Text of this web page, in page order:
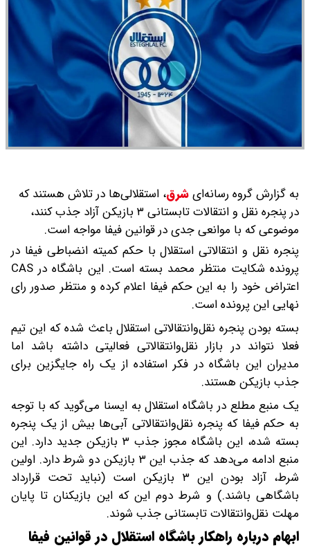
به گزارش گروه رسانه‌ایشرق، استقلالی‌ها در تلاش هستند که
در پنجره نقل و انتقالات تابستانی ۳ بازیکن آزاد جذب کنند،
موضوعی که با موانعی جدی در قوانین فیفا مواجه است.
پنجره نقل و انتقالاتی استقلال با حکم کمیته انضباطی فیفا در
پرونده شکایت منتظر محمد بسته است. این باشگاه در CAS
اعتراض خود را به این حکم فیفا اعلام کرده و منتظر صدور رای
نهایی این پرونده است.
بسته بودن پنجره نقل‌وانتقالاتی استقلال باعث شده که این تیم
فعلا نتواند در بازار نقل‌وانتقالاتی فعالیتی داشته باشد اما
مدیران این باشگاه در فکر استفاده از یک راه جایگزین برای
جذب بازیکن هستند.
یک منبع مطلع در باشگاه استقلال به ایسنا می‌گوید که با توجه
به حکم فیفا که پنجره نقل‌وانتقالاتی آبی‌ها بیش از یک پنجره
بسته شده، این باشگاه مجوز جذب ۳ بازیکن جدید دارد. این
منبع ادامه می‌دهد که جذب این ۳ بازیکن دو شرط دارد. اولین
شرط، آزاد بودن این ۳ بازیکن است (نباید تحت قرارداد
باشگاهی باشند.) و شرط دوم این که این بازیکنان تا پایان
مهلت نقل‌وانتقالات تابستانی جذب شوند.
ابهام درباره راهکار باشگاه استقلال در قوانین فیفا